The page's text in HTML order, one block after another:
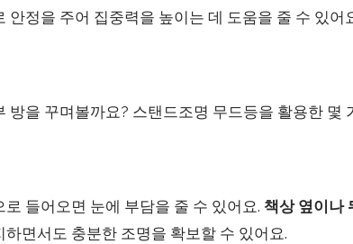
안정을 주어 집중력을 높이는 데 도움을 줄 수 있어
방을 꾸며볼까요? 스탠드조명 무드등을 활용한 몇
들어오면 눈에 부담을 줄 수 있어요. 책상 옆이나
면서도 충분한 조명을 확보할 수 있어요.